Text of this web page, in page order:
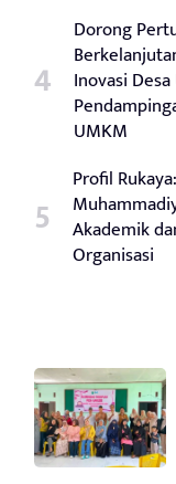
Dorong
Inovasi
UMKM
Profil
Akademik
Organisasi